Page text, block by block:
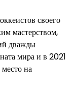
своего
мастерством,
дважды
мира и в 2021
на